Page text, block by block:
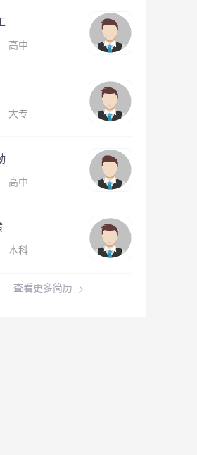
高中
大专
高中
本科
查看更多简历